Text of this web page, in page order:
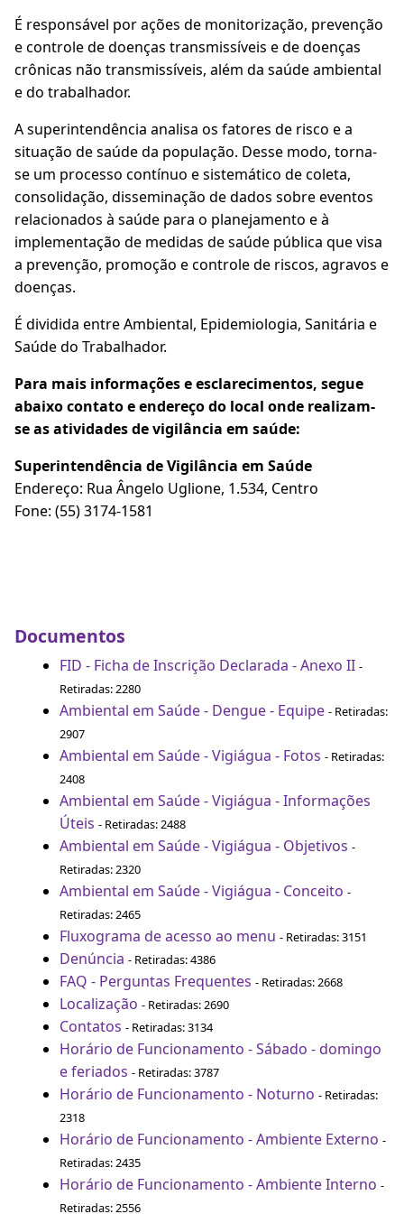
É responsável por ações de monitorização, prevenção
e controle de doenças transmissíveis e de doenças
crônicas não transmissíveis, além da saúde ambiental
e do trabalhador.
A superintendência analisa os fatores de risco e a
situação de saúde da população. Desse modo, torna-
se um processo contínuo e sistemático de coleta,
consolidação, disseminação de dados sobre eventos
relacionados à saúde para o planejamento e à
implementação de medidas de saúde pública que visa
a prevenção, promoção e controle de riscos, agravos e
doenças.
É dividida entre Ambiental, Epidemiologia, Sanitária e
Saúde do Trabalhador.
Para mais informações e esclarecimentos, segue
abaixo contato e endereço do local onde realizam-
se as atividades de vigilância em saúde:
Superintendência de Vigilância em Saúde
Endereço: Rua Ângelo Uglione, 1.534, Centro
Fone: (55) 3174-1581
Documentos
FID - Ficha de Inscrição Declarada - Anexo II -
Retiradas: 2280
Ambiental em Saúde - Dengue - Equipe - Retiradas:
2907
Ambiental em Saúde - Vigiágua - Fotos - Retiradas:
2408
Ambiental em Saúde - Vigiágua - Informações
Úteis - Retiradas: 2488
Ambiental em Saúde - Vigiágua - Objetivos -
Retiradas: 2320
Ambiental em Saúde - Vigiágua - Conceito -
Retiradas: 2465
Fluxograma de acesso ao menu - Retiradas: 3151
Denúncia - Retiradas: 4386
FAQ - Perguntas Frequentes - Retiradas: 2668
Localização - Retiradas: 2690
Contatos - Retiradas: 3134
Horário de Funcionamento - Sábado - domingo
e feriados - Retiradas: 3787
Horário de Funcionamento - Noturno - Retiradas:
2318
Horário de Funcionamento - Ambiente Externo -
Retiradas: 2435
Horário de Funcionamento - Ambiente Interno -
Retiradas: 2556